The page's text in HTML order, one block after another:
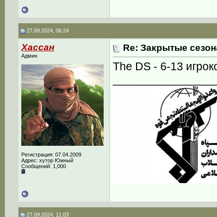
27.09.2024, 06:24
Хассан
Админ
Регистрация: 07.04.2009
Адрес: хутор Южный
Сообщений: 1,000
Re: Закрытые
The DS - 6-13
27.09.2024, 11:03